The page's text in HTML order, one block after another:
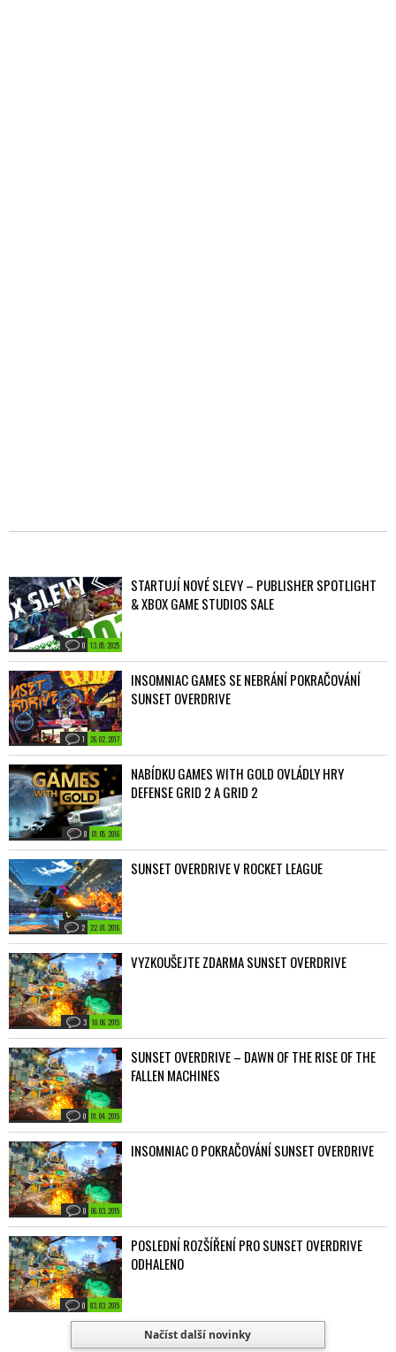
13. 05. 2025
0
STARTUJÍ NOVÉ SLEVY – PUBLISHER SPOTLIGHT
& XBOX GAME STUDIOS SALE
26. 02. 2017
1
INSOMNIAC GAMES SE NEBRÁNÍ POKRAČOVÁNÍ
SUNSET OVERDRIVE
01. 05. 2016
8
NABÍDKU GAMES WITH GOLD OVLÁDLY HRY
DEFENSE GRID 2 A GRID 2
22. 01. 2016
2
SUNSET OVERDRIVE V ROCKET LEAGUE
10. 06. 2015
3
VYZKOUŠEJTE ZDARMA SUNSET OVERDRIVE
01. 04. 2015
0
SUNSET OVERDRIVE – DAWN OF THE RISE OF THE
FALLEN MACHINES
06. 03. 2015
0
INSOMNIAC O POKRAČOVÁNÍ SUNSET OVERDRIVE
03. 03. 2015
0
POSLEDNÍ ROZŠÍŘENÍ PRO SUNSET OVERDRIVE
ODHALENO
Načíst další novinky